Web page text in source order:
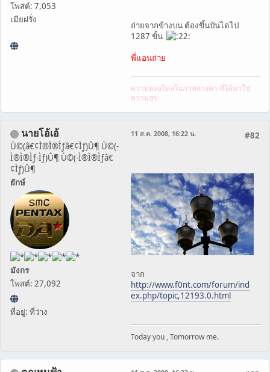
โพสต์: 7,053
เมียฝรั่ง
ถ่ายจากข้างบน ต้องขึ้นบันไดไป
1287 ขั้น
พี่แอนถ่าย
ความหลงใหลในภาพลวงตา ที่ได้มาใช่
ความสุข
นายโอ้เอ้
Ù©(â€¢Ì®Ì®Ìƒâ€¢Ìƒ)Û¶ Ù©(-
Ì®Ì®Ìƒ-Ìƒ)Û¶ Ù©(-Ì®Ì®Ìƒâ€
¢Ìƒ)Û¶
ยักษ์
มังกร
โพสต์: 27,092
ที่อยู่: ที่ว่าง
#82
11 ส.ค. 2008, 16:22 น.
จาก
http://www.f0nt.com/forum/ind
ex.php/topic,12193.0.html
Today you , Tomorrow me.